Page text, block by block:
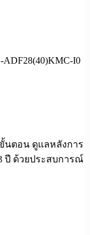
ADF28(40)KMC-I0
นตอน ดูแลหลังการ
ปี ด้วยประสบการณ์